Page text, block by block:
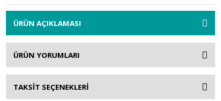
ÜRÜN AÇIKLAMASI
ÜRÜN YORUMLARI
TAKSİT SEÇENEKLERİ